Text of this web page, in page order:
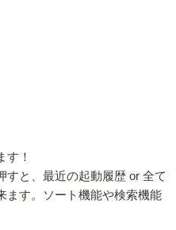
す！
すと、最近の起動履歴 or 全て
ます。ソート機能や検索機能